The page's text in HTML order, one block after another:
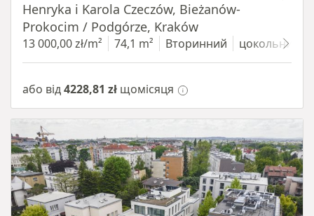
Henryka i Karola Czeczów, Bieżanów-
Prokocim / Podgórze, Kraków
13 000,00 zł/m² 74,1 m² Вторинний цокольний
або від4228,81 zł щомісяця